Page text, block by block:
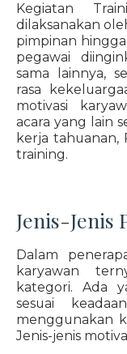
Kegiatan
dilaksanakan
pimpinan
pegawai
sama lainnya,
rasa
motivasi
acara yang lain
kerja tahuanan,
training.
Jenis-Jenis
Dalam
karyawan
kategori. Ada
sesuai
menggunakan
Jenis-jenis